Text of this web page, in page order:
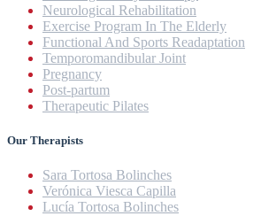
Neurological Rehabilitation
Exercise Program In The Elderly
Functional And Sports Readaptation
Temporomandibular Joint
Pregnancy
Post-partum
Therapeutic Pilates
Our Therapists
Sara Tortosa Bolinches
Verónica Viesca Capilla
Lucía Tortosa Bolinches